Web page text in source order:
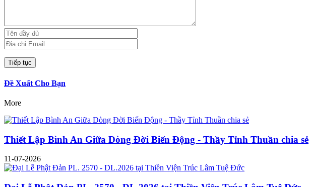
Đề Xuất Cho Bạn
More
Thiết Lập Bình An Giữa Dòng Đời Biến Động - Thầy Tỉnh Thuần chia sẻ
11-07-2026